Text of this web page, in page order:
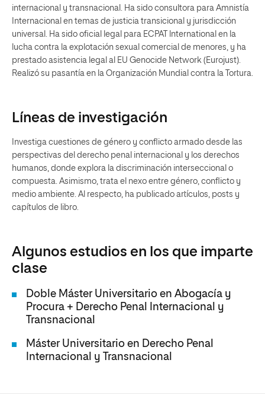
internacional y transnacional. Ha sido consultora para Amnistía
Internacional en temas de justicia transicional y jurisdicción
universal. Ha sido oficial legal para ECPAT lnternational en la
lucha contra la explotación sexual comercial de menores, y ha
prestado asistencia legal al EU Genocide Network (Eurojust).
Realizó su pasantía en la Organización Mundial contra la Tortura.
Líneas de investigación
Investiga cuestiones de género y conflicto armado desde las
perspectivas del derecho penal internacional y los derechos
humanos, donde explora la discriminación interseccional o
compuesta. Asimismo, trata el nexo entre género, conflicto y
medio ambiente. Al respecto, ha publicado artículos, posts y
capítulos de libro.
Algunos estudios en los que imparte
clase
Doble Máster Universitario en Abogacía y
Procura + Derecho Penal Internacional y
Transnacional
Máster Universitario en Derecho Penal
Internacional y Transnacional